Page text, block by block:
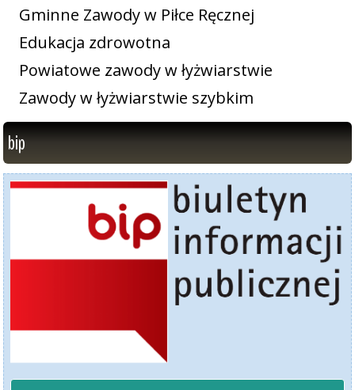
Gminne Zawody w Piłce Ręcznej
Edukacja zdrowotna
Powiatowe zawody w łyżwiarstwie
Zawody w łyżwiarstwie szybkim
bip